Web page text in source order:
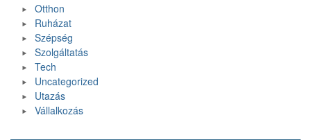
Otthon
Ruházat
Szépség
Szolgáltatás
Tech
Uncategorized
Utazás
Vállalkozás